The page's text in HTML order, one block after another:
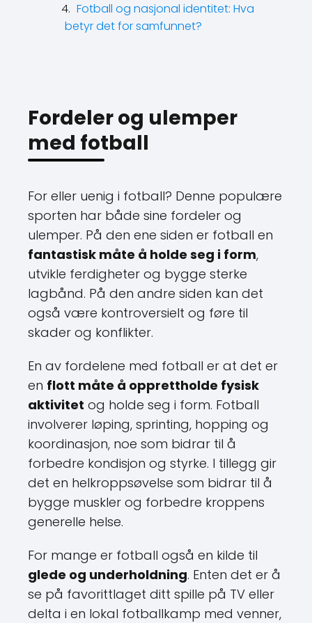
Fotball og nasjonal identitet: Hva
betyr det for samfunnet?
Fordeler og ulemper
med fotball
For eller uenig i fotball? Denne populære
sporten har både sine fordeler og
ulemper. På den ene siden er fotball en
fantastisk måte å holde seg i form,
utvikle ferdigheter og bygge sterke
lagbånd. På den andre siden kan det
også være kontroversielt og føre til
skader og konflikter.
En av fordelene med fotball er at det er
en flott måte å opprettholde fysisk
aktivitet og holde seg i form. Fotball
involverer løping, sprinting, hopping og
koordinasjon, noe som bidrar til å
forbedre kondisjon og styrke. I tillegg gir
det en helkroppsøvelse som bidrar til å
bygge muskler og forbedre kroppens
generelle helse.
For mange er fotball også en kilde til
glede og underholdning. Enten det er å
se på favorittlaget ditt spille på TV eller
delta i en lokal fotballkamp med venner,